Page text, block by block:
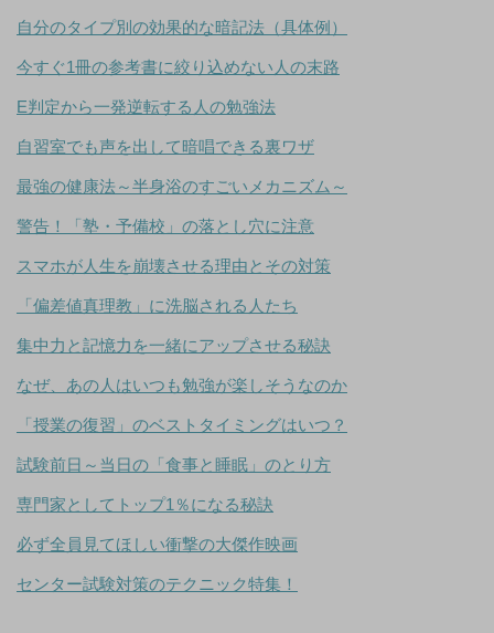
自分のタイプ別の効果的な暗記法（具体例）
今すぐ1冊の参考書に絞り込めない人の末路
E判定から一発逆転する人の勉強法
自習室でも声を出して暗唱できる裏ワザ
最強の健康法～半身浴のすごいメカニズム～
警告！「塾・予備校」の落とし穴に注意
スマホが人生を崩壊させる理由とその対策
「偏差値真理教」に洗脳される人たち
集中力と記憶力を一緒にアップさせる秘訣
なぜ、あの人はいつも勉強が楽しそうなのか
「授業の復習」のベストタイミングはいつ？
試験前日～当日の「食事と睡眠」のとり方
専門家としてトップ1％になる秘訣
必ず全員見てほしい衝撃の大傑作映画
センター試験対策のテクニック特集！